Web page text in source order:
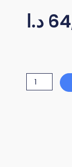
د.ا
70
quantity